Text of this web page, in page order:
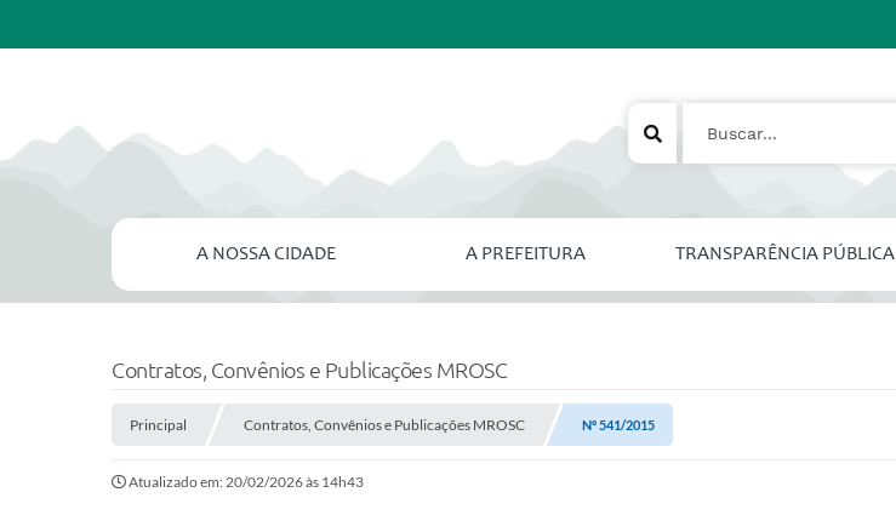
A NOSSA CIDADE A PREFEITURA TRANSPARÊNCIA PÚBLICA
Contratos, Convênios e Publicações MROSC
Principal Contratos, Convênios e Publicações MROSC Nº 541/2015
Atualizado em: 20/02/2026 às 14h43